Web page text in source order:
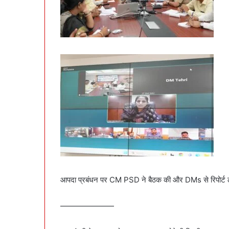
आपदा प्रबंधन पर CM PSD ने बैठक की और DMs से रिपोर्ट
———————